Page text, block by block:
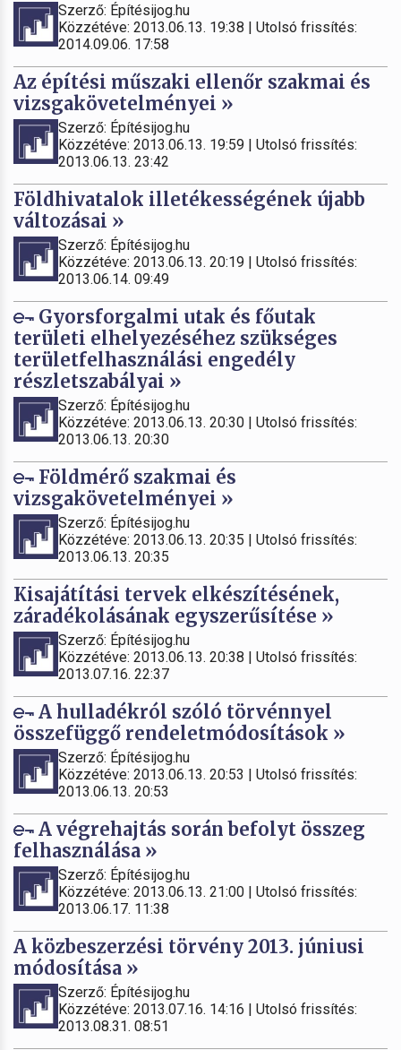
Szerző: Építésijog.hu
Közzétéve: 2013.06.13. 19:38 | Utolsó frissítés:
2014.09.06. 17:58
Az építési műszaki ellenőr szakmai és
vizsgakövetelményei »
Szerző: Építésijog.hu
Közzétéve: 2013.06.13. 19:59 | Utolsó frissítés:
2013.06.13. 23:42
Földhivatalok illetékességének újabb
változásai »
Szerző: Építésijog.hu
Közzétéve: 2013.06.13. 20:19 | Utolsó frissítés:
2013.06.14. 09:49
Gyorsforgalmi utak és főutak
területi elhelyezéséhez szükséges
területfelhasználási engedély
részletszabályai »
Szerző: Építésijog.hu
Közzétéve: 2013.06.13. 20:30 | Utolsó frissítés:
2013.06.13. 20:30
Földmérő szakmai és
vizsgakövetelményei »
Szerző: Építésijog.hu
Közzétéve: 2013.06.13. 20:35 | Utolsó frissítés:
2013.06.13. 20:35
Kisajátítási tervek elkészítésének,
záradékolásának egyszerűsítése »
Szerző: Építésijog.hu
Közzétéve: 2013.06.13. 20:38 | Utolsó frissítés:
2013.07.16. 22:37
A hulladékról szóló törvénnyel
összefüggő rendeletmódosítások »
Szerző: Építésijog.hu
Közzétéve: 2013.06.13. 20:53 | Utolsó frissítés:
2013.06.13. 20:53
A végrehajtás során befolyt összeg
felhasználása »
Szerző: Építésijog.hu
Közzétéve: 2013.06.13. 21:00 | Utolsó frissítés:
2013.06.17. 11:38
A közbeszerzési törvény 2013. júniusi
módosítása »
Szerző: Építésijog.hu
Közzétéve: 2013.07.16. 14:16 | Utolsó frissítés:
2013.08.31. 08:51